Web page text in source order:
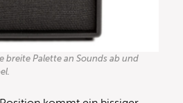
breite Palette an Sounds ab und